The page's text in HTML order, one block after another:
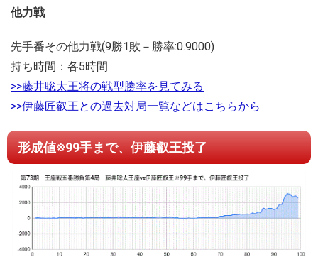
他力戦
先手番その他力戦(9勝1敗－勝率:0.9000)
持ち時間：各5時間
>>藤井聡太王将の戦型勝率を見てみる
>>伊藤匠叡王との過去対局一覧などはこちらから
形成値※99手まで、伊藤叡王投了